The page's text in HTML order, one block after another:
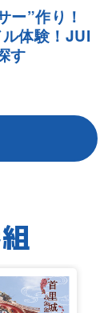
ー”作り！
体験！JUI
す